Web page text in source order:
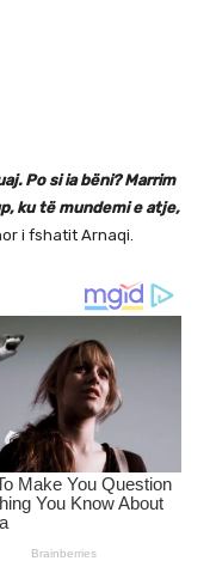
Po si ia bëni? Marrim
ku të mundemi e atje,
i fshatit Arnaqi.